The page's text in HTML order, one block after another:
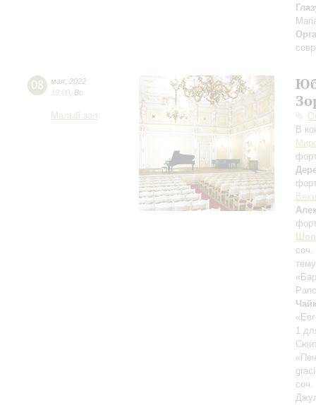
08 мая 2022
19:00 Вс
Малый зал
В
1